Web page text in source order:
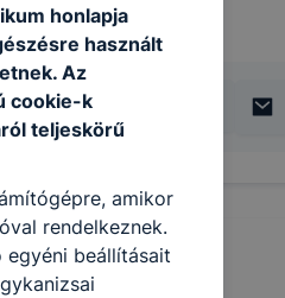
honlapja
használt
Az
cookie-k
teljeskörű
amikor
rendelkeznek.
beállításait